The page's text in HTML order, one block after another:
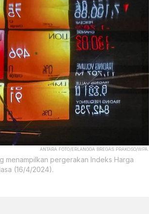
ANTARA FOTO/ERLANGGA BREGAS PRAKOSO/WPA.
menampilkan pergerakan Indeks Harga
(16/4/2024).